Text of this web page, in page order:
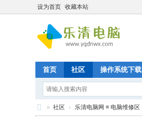
设为首页 收藏本站
首页 社区 操作系统下载
» 社区 › 乐清电脑网 ≡ 电脑维修区